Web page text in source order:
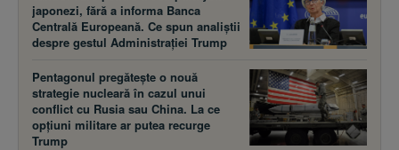
japonezi, fără a informa Banca
Centrală Europeană. Ce spun analiștii
despre gestul Administrației Trump
Pentagonul pregătește o nouă
strategie nucleară în cazul unui
conflict cu Rusia sau China. La ce
opțiuni militare ar putea recurge
Trump